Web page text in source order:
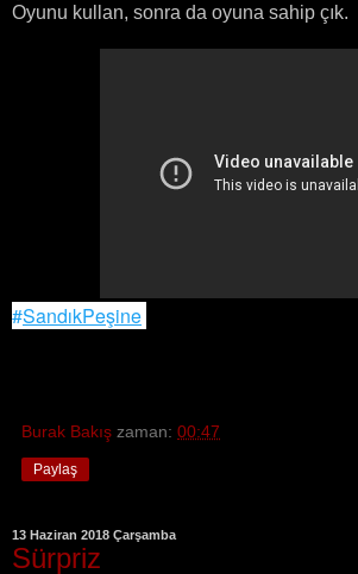
Oyunu kullan, sonra da oyuna sahip çık.
#SandıkPeşine
Burak Bakış zaman: 00:47
Paylaş
13 Haziran 2018 Çarşamba
Sürpriz